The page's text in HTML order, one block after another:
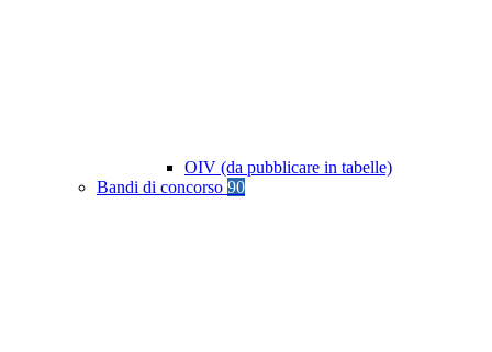
OIV (da pubblicare in tabelle)
Bandi di concorso 90